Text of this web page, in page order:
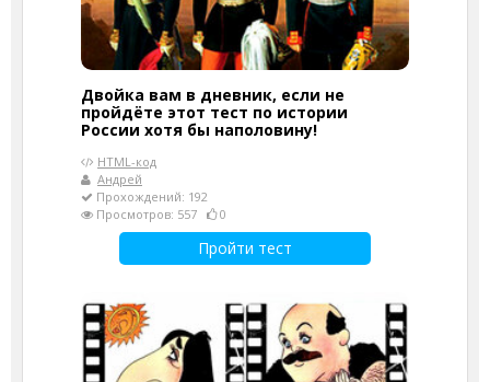
Двойка вам в дневник, если не
пройдёте этот тест по истории
России хотя бы наполовину!
HTML-код
Андрей
Прохождений: 192
Просмотров: 557
0
Пройти тест